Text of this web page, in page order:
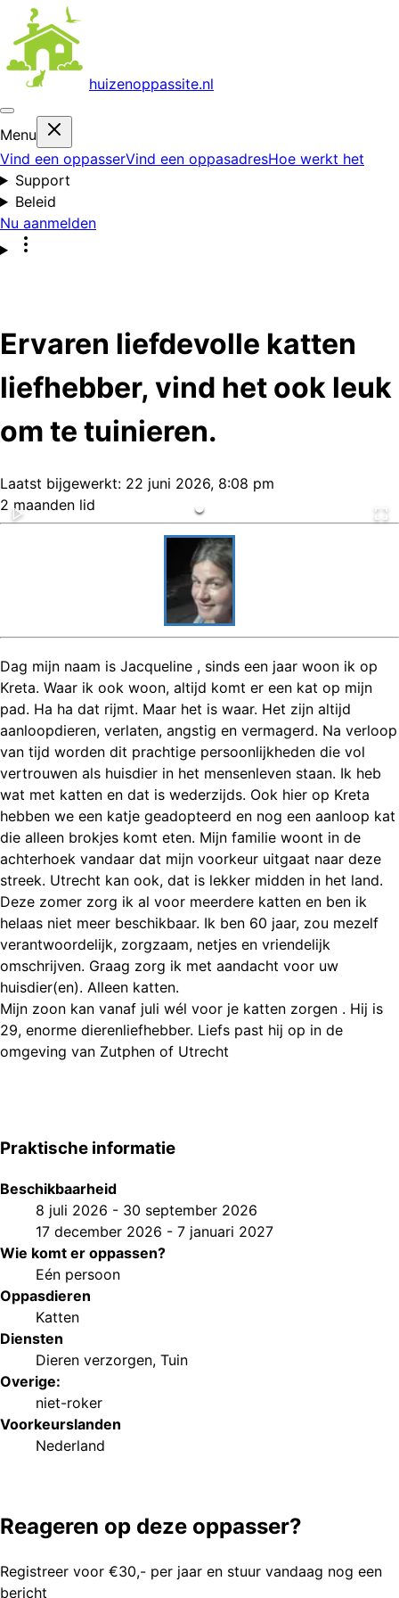
huizenoppassite.nl
Menu
Vind een oppasserVind een oppasadresHoe werkt het
Support
Beleid
Nu aanmelden
Ervaren liefdevolle katten
liefhebber, vind het ook leuk
om te tuinieren.
Laatst bijgewerkt: 22 juni 2026, 8:08 pm
2 maanden lid
Dag mijn naam is Jacqueline , sinds een jaar woon ik op
Kreta. Waar ik ook woon, altijd komt er een kat op mijn
pad. Ha ha dat rijmt. Maar het is waar. Het zijn altijd
aanloopdieren, verlaten, angstig en vermagerd. Na verloop
van tijd worden dit prachtige persoonlijkheden die vol
vertrouwen als huisdier in het mensenleven staan. Ik heb
wat met katten en dat is wederzijds. Ook hier op Kreta
hebben we een katje geadopteerd en nog een aanloop kat
die alleen brokjes komt eten. Mijn familie woont in de
achterhoek vandaar dat mijn voorkeur uitgaat naar deze
streek. Utrecht kan ook, dat is lekker midden in het land.
Deze zomer zorg ik al voor meerdere katten en ben ik
helaas niet meer beschikbaar. Ik ben 60 jaar, zou mezelf
verantwoordelijk, zorgzaam, netjes en vriendelijk
omschrijven. Graag zorg ik met aandacht voor uw
huisdier(en). Alleen katten.
Mijn zoon kan vanaf juli wél voor je katten zorgen . Hij is
29, enorme dierenliefhebber. Liefs past hij op in de
omgeving van Zutphen of Utrecht
Praktische informatie
Beschikbaarheid
8 juli 2026 - 30 september 2026
17 december 2026 - 7 januari 2027
Wie komt er oppassen?
Eén persoon
Oppasdieren
Katten
Diensten
Dieren verzorgen, Tuin
Overige:
niet-roker
Voorkeurslanden
Nederland
Reageren op deze oppasser?
Registreer voor €30,- per jaar en stuur vandaag nog een
bericht